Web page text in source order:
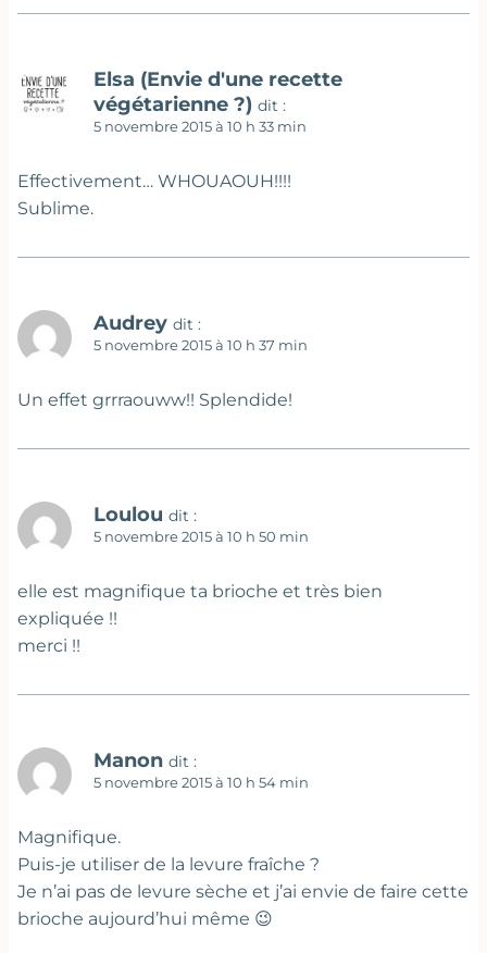
Elsa (Envie d'une recette
végétarienne ?) dit :
5 novembre 2015 à 10 h 33 min
Effectivement… WHOUAOUH!!!!
Sublime.
Audrey dit :
5 novembre 2015 à 10 h 37 min
Un effet grrraouww!! Splendide!
Loulou dit :
5 novembre 2015 à 10 h 50 min
elle est magnifique ta brioche et très bien
expliquée !!
merci !!
Manon dit :
5 novembre 2015 à 10 h 54 min
Magnifique.
Puis-je utiliser de la levure fraîche ?
Je n’ai pas de levure sèche et j’ai envie de faire cette
brioche aujourd’hui même 😉